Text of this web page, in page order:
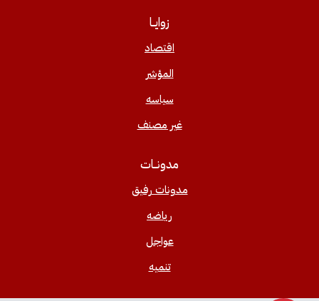
زوايــا
اقتصاد
المؤشر
سياسه
غير مصنف
مدونــات
مدونات رفيق
رياضه
عواجل
تنميه